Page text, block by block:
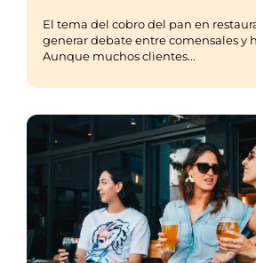
El tema del cobro del pan en
generar debate entre comensales y
Aunque muchos clientes...